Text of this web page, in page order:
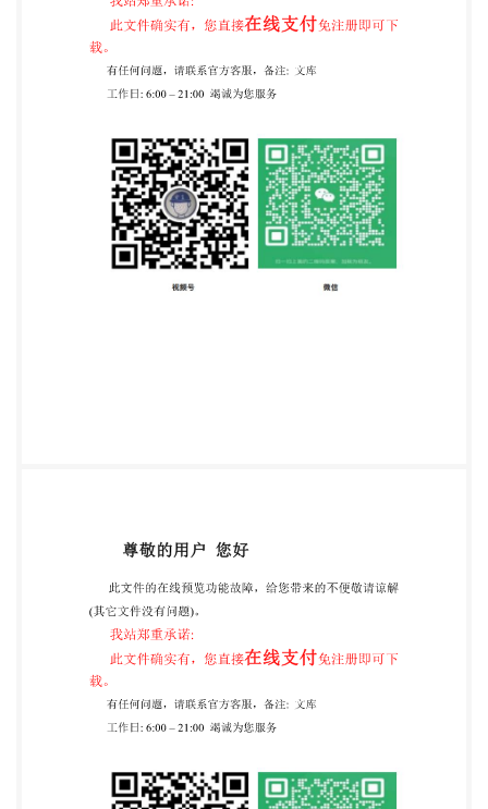
标准油。 本标准的附录A和附录B为资料性附录。 本
标准由中国石油和化学工业协会提出。 本标准由全国
橡胶与橡胶制品标准化技术委员会涂覆制品分技术委
上海橡胶制品研究所。 本标准主要起草人：下正军、